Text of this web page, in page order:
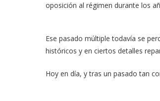
oposición al régimen durante los
Ese pasado múltiple todavía se
históricos y en ciertos detalles
Hoy en día, y tras un pasado tan